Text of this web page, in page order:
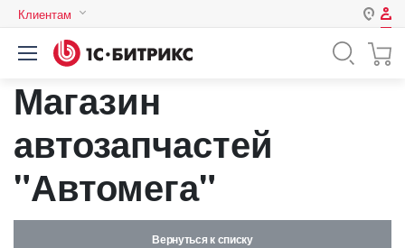
Клиентам
Авторизация
Логин
Пароль
Магазин
автозапчастей
"Автомега"
Вернуться к списку